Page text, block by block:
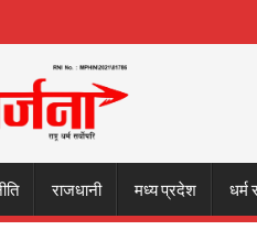
राजधानी मध्य प्रदेश धर्म